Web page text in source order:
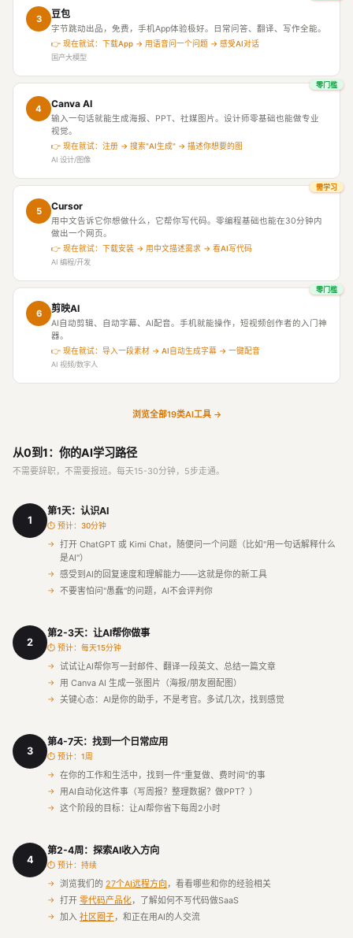
3 豆包
字节跳动出品，免费，手机App体验极好。日常问答、翻译、写作全能。
👉 现在就试：下载App → 用语音问一个问题 → 感受AI对话
国产大模型
4 Canva AI
输入一句话就能生成海报、PPT、社媒图片。设计师零基础也能做专业
视觉。
👉 现在就试：注册 → 搜索"AI生成" → 描述你想要的图
AI 设计/图像
零门槛
5 Cursor
用中文告诉它你想做什么，它帮你写代码。零编程基础也能在30分钟内
做出一个网页。
👉 现在就试：下载安装 → 用中文描述需求 → 看AI写代码
AI 编程/开发
需学习
6 剪映AI
AI自动剪辑、自动字幕、AI配音。手机就能操作，短视频创作者的入门神
器。
👉 现在就试：导入一段素材 → AI自动生成字幕 → 一键配音
AI 视频/数字人
零门槛
浏览全部19类AI工具 →
从0到1：你的AI学习路径
不需要辞职，不需要报班。每天15-30分钟，5步走通。
1
第1天：认识AI
⏱ 预计：30分钟
打开 ChatGPT 或 Kimi Chat，随便问一个问题（比如"用一句话解释什么
是AI"）
感受到AI的回复速度和理解能力——这就是你的新工具
不要害怕问"愚蠢"的问题，AI不会评判你
2
第2-3天：让AI帮你做事
⏱ 预计：每天15分钟
试试让AI帮你写一封邮件、翻译一段英文、总结一篇文章
用 Canva AI 生成一张图片（海报/朋友圈配图）
关键心态：AI是你的助手，不是考官。多试几次，找到感觉
3
第4-7天：找到一个日常应用
⏱ 预计：1周
在你的工作和生活中，找到一件"重复做、费时间"的事
用AI自动化这件事（写周报？整理数据？做PPT？）
这个阶段的目标：让AI帮你省下每周2小时
4
第2-4周：探索AI收入方向
⏱ 预计：持续
浏览我们的 27个AI远程方向 ，看看哪些和你的经验相关
打开 零代码产品化，了解如何不写代码做SaaS
加入 社区圈子，和正在用AI的人交流